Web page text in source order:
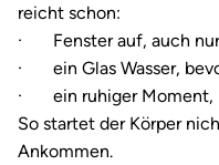
reicht schon:
· Fenster auf, auch
· ein Glas Wasser,
· ein ruhiger Moment,
So startet der Körper
Ankommen.